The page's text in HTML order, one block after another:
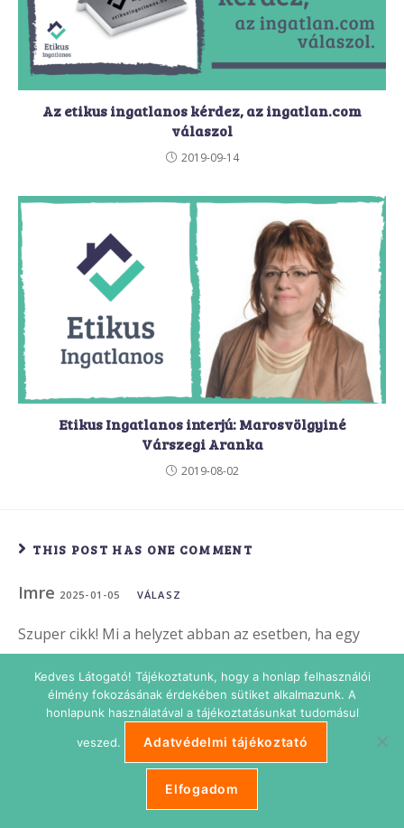
Az etikus ingatlanos kérdez, az ingatlan.com
válaszol
2019-09-14
Etikus Ingatlanos interjú: Marosvölgyiné
Várszegi Aranka
2019-08-02
THIS POST HAS ONE COMMENT
Imre 2025-01-05 VÁLASZ
Szuper cikk! Mi a helyzet abban az esetben, ha egy
olyan zártkerti ingatlant vásárolok meg, amin van egy
engedély nélkül megépítettépület. Ebben az esetben
milyen terheim és kötelezettségeim lesznek?
Vélemény, hozzászólás?
Kedves Látogató! Tájékoztatunk, hogy a honlap felhasználói
élmény fokozásának érdekében sütiket alkalmazunk. A
honlapunk használatával a tájékoztatásunkat tudomásul
veszed. Adatvédelmi tájékoztató
Elfogadom